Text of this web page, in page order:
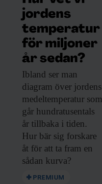
jordens
temperatur
för miljoner
år sedan?
Ibland ser man
diagram över jordens
medeltemperatur som
går hundratusentals
år tillbaka i tiden.
Hur bär sig forskare
åt för att ta fram en
sådan kurva?
PREMIUM